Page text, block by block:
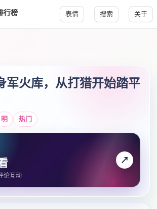
行榜 表情 搜索 关于
军火库，从打猎开始踏平
明 热门
论互动
↗